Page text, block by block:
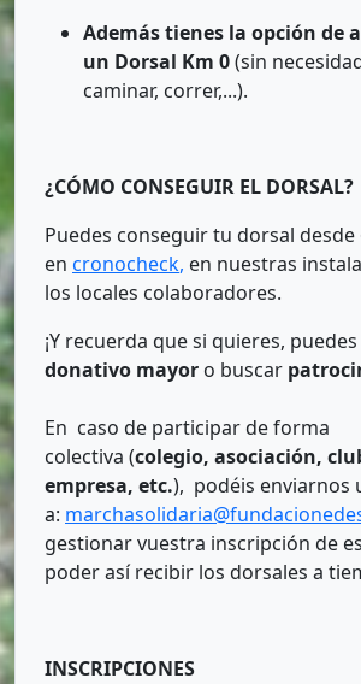
Además tienes la opción de
un Dorsal Km 0(sin
caminar, correr,...).
¿CÓMO CONSEGUIR EL DORSAL?
Puedes conseguir tu dorsal desde
en cronocheck, en nuestras
los locales colaboradores.
¡Y recuerda que si quieres, puedes
donativo mayor o buscar
En caso de participar de forma
colectiva (colegio, asociación,
empresa, etc.), podéis enviarnos
a:
gestionar vuestra inscripción de
poder así recibir los dorsales a
INSCRIPCIONES